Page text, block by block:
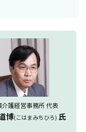
介護経営事務所 代表
博(こはまみちひろ) 氏